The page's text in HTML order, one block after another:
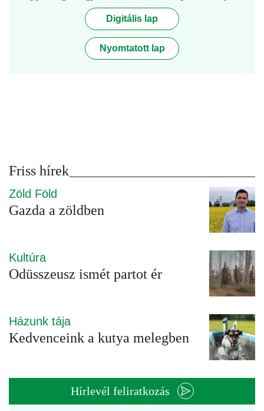
Digitális lap
Nyomtatott lap
Friss hírek
Zöld Föld
Gazda a zöldben
Kultúra
Odüsszeusz ismét partot ér
Házunk tája
Kedvenceink a kutya melegben
Hírlevél feliratkozás